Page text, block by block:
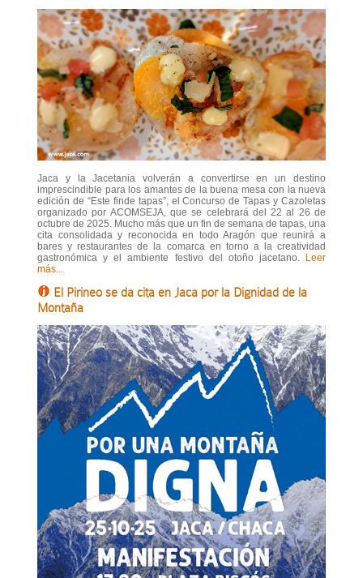
Jaca y la Jacetania volverán a convertirse en un destino
imprescindible para los amantes de la buena mesa con la nueva
edición de “Este finde tapas”, el Concurso de Tapas y Cazoletas
organizado por ACOMSEJA, que se celebrará del 22 al 26 de
octubre de 2025. Mucho más que un fin de semana de tapas, una
cita consolidada y reconocida en todo Aragón que reunirá a
bares y restaurantes de la comarca en torno a la creatividad
gastronómica y el ambiente festivo del otoño jacetano. Leer
más...
El Pirineo se da cita en Jaca por la Dignidad de la
Montaña